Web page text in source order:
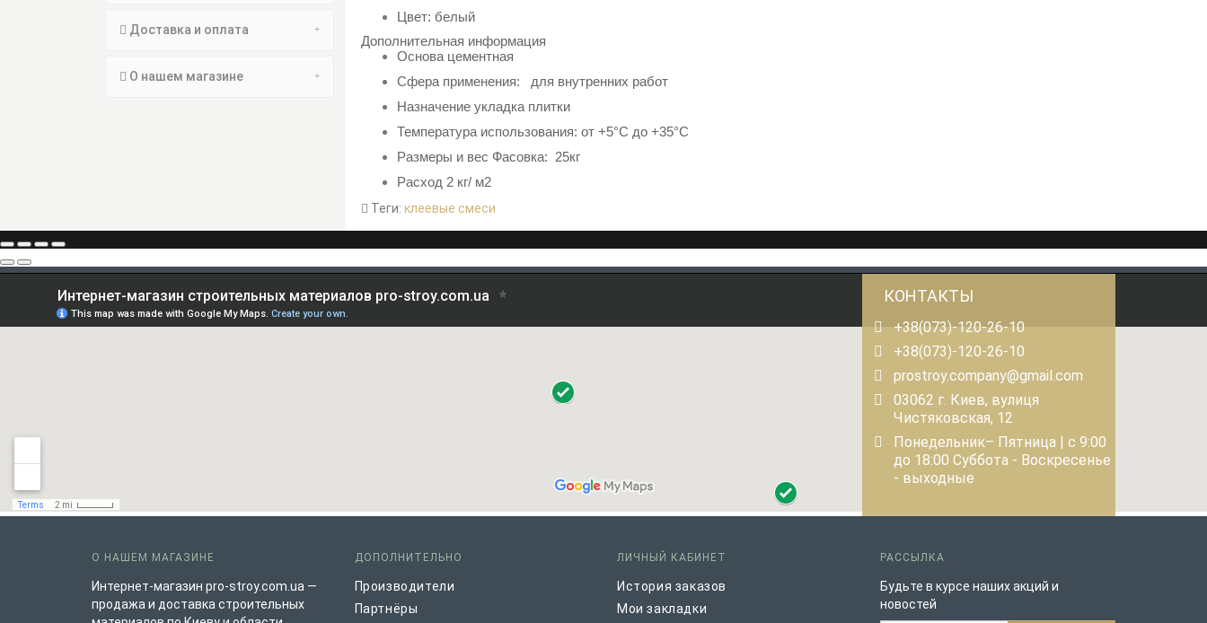
Доставка и оплата
О нашем магазине
Цвет: белый
Дополнительная информация
Основа цементная
Сфера применения: для внутренних работ
Назначение укладка плитки
Температура использования: от +5°С до +35°С
Размеры и вес Фасовка: 25кг
Расход 2 кг/ м2
Теги: клеевые смеси
КОНТАКТЫ
+38(073)-120-26-10
+38(073)-120-26-10
prostroy.company@gmail.com
03062 г. Киев, вулиця
Чистяковская, 12
Понедельник– Пятница | с 9:00
до 18:00 Суббота - Воскресенье
- выходные
О НАШЕМ МАГАЗИНЕ
Интернет-магазин pro-stroy.com.ua —
продажа и доставка строительных
ДОПОЛНИТЕЛЬНО
Производители
Партнёры
ЛИЧНЫЙ КАБИНЕТ
История заказов
Мои закладки
РАССЫЛКА
Будьте в курсе наших акций и
новостей